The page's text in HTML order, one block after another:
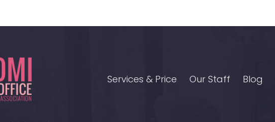
Services & Price Our Staff Blog